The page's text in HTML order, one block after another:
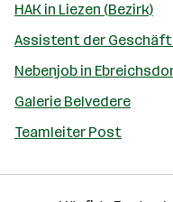
HAK in Liezen (Bezirk)
Assistent der
Nebenjob in
Galerie Belvedere
Teamleiter Post